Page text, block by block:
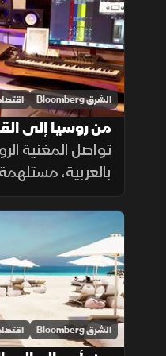
الشرق Bloomberg
من روسيا إلى
تواصل المغنية
بالعربية،
والأغنية
لإصدار ألبوم
مصر.
الشرق Bloomberg